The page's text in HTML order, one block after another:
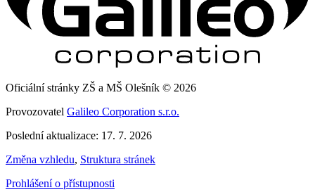
Oficiální stránky ZŠ a MŠ Olešník © 2026
Provozovatel Galileo Corporation s.r.o.
Poslední aktualizace: 17. 7. 2026
Změna vzhledu, Struktura stránek
Prohlášení o přístupnosti